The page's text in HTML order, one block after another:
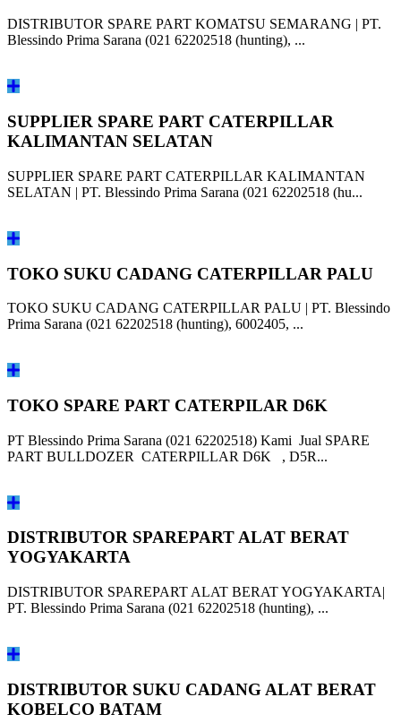
DISTRIBUTOR SPARE PART KOMATSU SEMARANG | PT.
Blessindo Prima Sarana (021 62202518 (hunting), ...
SUPPLIER SPARE PART CATERPILLAR
KALIMANTAN SELATAN
SUPPLIER SPARE PART CATERPILLAR KALIMANTAN
SELATAN | PT. Blessindo Prima Sarana (021 62202518 (hu...
TOKO SUKU CADANG CATERPILLAR PALU
TOKO SUKU CADANG CATERPILLAR PALU | PT. Blessindo
Prima Sarana (021 62202518 (hunting), 6002405, ...
TOKO SPARE PART CATERPILAR D6K
PT Blessindo Prima Sarana (021 62202518) Kami Jual SPARE
PART BULLDOZER CATERPILLAR D6K , D5R...
DISTRIBUTOR SPAREPART ALAT BERAT
YOGYAKARTA
DISTRIBUTOR SPAREPART ALAT BERAT YOGYAKARTA|
PT. Blessindo Prima Sarana (021 62202518 (hunting), ...
DISTRIBUTOR SUKU CADANG ALAT BERAT
KOBELCO BATAM